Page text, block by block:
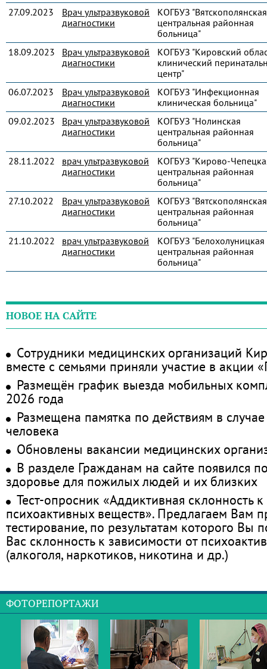
27.09.2023
Врач ультразвуковой
диагностики
КОГБУЗ "Вятскополянская
центральная районная
больница"
18.09.2023
Врач ультразвуковой
диагностики
КОГБУЗ "Кировский
клинический
центр"
06.07.2023
Врач ультразвуковой
диагностики
КОГБУЗ "Инфекционная
клиническая больница"
09.02.2023
Врач ультразвуковой
диагностики
КОГБУЗ "Нолинская
центральная районная
больница"
28.11.2022
врач ультразвуковой
диагностики
КОГБУЗ "Кирово-
центральная районная
больница"
27.10.2022
Врач ультразвуковой
диагностики
КОГБУЗ "Вятскополянская
центральная районная
больница"
21.10.2022
врач ультразвуковой
диагностики
КОГБУЗ "Белохолуницкая
центральная районная
больница"
НОВОЕ НА САЙТЕ
Сотрудники медицинских организаций
вместе с семьями приняли участие в акции
Размещён график выезда мобильных
2026 года
Размещена памятка по действиям в
человека
Обновлены вакансии медицинских
В разделе Гражданам на сайте появился
здоровье для пожилых людей и их близких
Тест-опросник «Аддиктивная склонность
психоактивных веществ». Предлагаем Вам
тестирование, по результатам которого Вы
Вас склонность к зависимости от
(алкоголя, наркотиков, никотина и др.)
ФОТОРЕПОРТАЖИ